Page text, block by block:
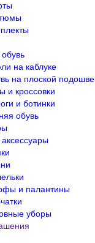
на каблуке
на плоской подошве
и кроссовки
и ботинки
обувь
и палантины
уборы